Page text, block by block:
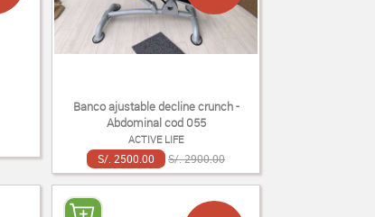
Banco ajustable decline crunch -
Abdominal cod 055
ACTIVE LIFE
S/. 2500.00 S/. 2900.00